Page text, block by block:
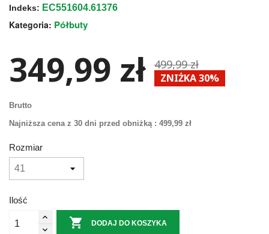
Indeks: EC551604.61376
Kategoria: Półbuty
349,99 zł 499,99 zł
ZNIŻKA 30%
Brutto
Najniższa cena z 30 dni przed obniżką : 499,99 zł
Rozmiar
Ilość
 DODAJ DO KOSZYKA